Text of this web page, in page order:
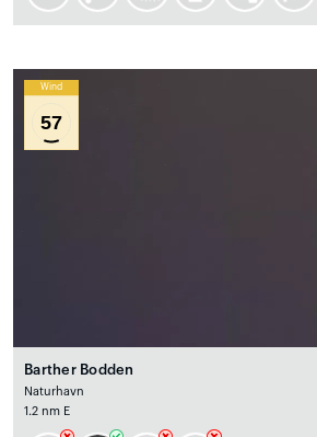
Wind
57
Barther Bodden
Naturhavn
1.2 nm E